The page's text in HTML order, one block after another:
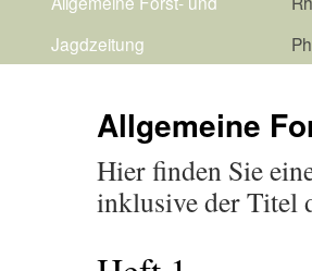
Jagdzeitung
Allgemeine
Hier finden Sie
inklusive der Titel